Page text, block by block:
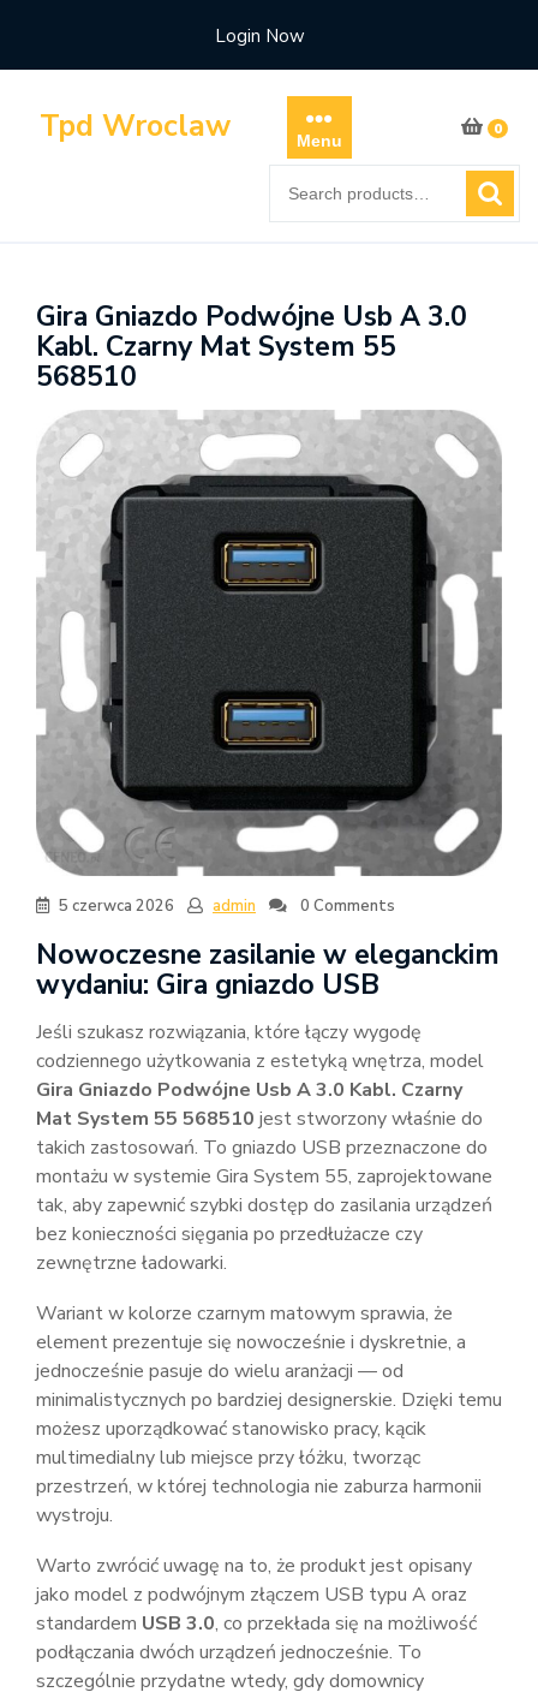
content
Login Now
Tpd Wroclaw Menu
0
for:
Gira Gniazdo Podwójne Usb A 3.0
Kabl. Czarny Mat System 55
568510
5 czerwca 2026 admin 0 Comments
Nowoczesne zasilanie w eleganckim
wydaniu: Gira gniazdo USB
Jeśli szukasz rozwiązania, które łączy wygodę
codziennego użytkowania z estetyką wnętrza, model
Gira Gniazdo Podwójne Usb A 3.0 Kabl. Czarny
Mat System 55 568510 jest stworzony właśnie do
takich zastosowań. To gniazdo USB przeznaczone do
montażu w systemie Gira System 55, zaprojektowane
tak, aby zapewnić szybki dostęp do zasilania urządzeń
bez konieczności sięgania po przedłużacze czy
zewnętrzne ładowarki.
Wariant w kolorze czarnym matowym sprawia, że
element prezentuje się nowocześnie i dyskretnie, a
jednocześnie pasuje do wielu aranżacji — od
minimalistycznych po bardziej designerskie. Dzięki temu
możesz uporządkować stanowisko pracy, kącik
multimedialny lub miejsce przy łóżku, tworząc
przestrzeń, w której technologia nie zaburza harmonii
wystroju.
Warto zwrócić uwagę na to, że produkt jest opisany
jako model z podwójnym złączem USB typu A oraz
standardem USB 3.0, co przekłada się na możliwość
podłączania dwóch urządzeń jednocześnie. To
szczególnie przydatne wtedy, gdy domownicy